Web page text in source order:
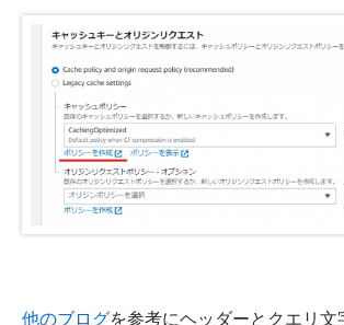
他のブログを参考にヘッダーとクエリ文